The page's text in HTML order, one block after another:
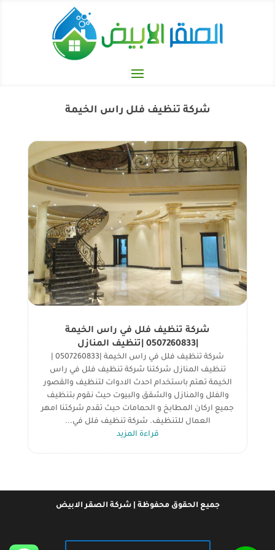
شركة تنظيف فلل راس الخيمة
شركة تنظيف فلل في راس الخيمة
|0507260833 |تنظيف المنازل
تنظيف المنازل شركتنا شركة تنظيف فلل في راس
الخيمة تهتم باستخدام احدث الادوات لتنظيف والقصور
والفلل والمنازل والشقق والبيوت حيث نقوم بتنظيف
جميع اركان المطابخ و الحمامات حيث تقدم شركتنا امهر
العمال للتنظيف. شركة تنظيف فلل في...
قراءة المزيد
جميع الحقوق محفوظة | شركة الصقر الابيض